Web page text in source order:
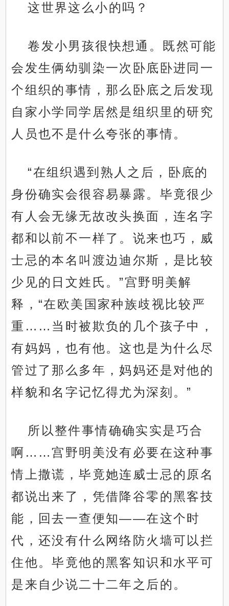
这世界这么小的吗？
卷发小男孩很快想通。既然可能
会发生俩幼驯染一次卧底卧进同一
个组织的事情，那么卧底之后发现
自家小学同学居然是组织里的研究
人员也不是什么夸张的事情。
“在组织遇到熟人之后，卧底的
身份确实会很容易暴露。毕竟很少
有人会无缘无故改头换面，连名字
都和以前不一样了。说来也巧，威
士忌的本名叫渡边迪尔斯，是比较
少见的日文姓氏。”宫野明美解
释，“在欧美国家种族歧视比较严
重……当时被欺负的几个孩子中，
有妈妈，也有他。这也是为什么尽
管过了那么多年，妈妈还是对他的
样貌和名字记忆得尤为深刻。”
所以整件事情确确实实是巧合
啊……宫野明美没有必要在这种事
情上撒谎，毕竟她连威士忌的原名
都说出来了，凭借降谷零的黑客技
能，回去一查便知——在这个时
代，还没有什么网络防火墙可以拦
住他。毕竟他的黑客知识和水平可
是来自少说二十二年之后的。